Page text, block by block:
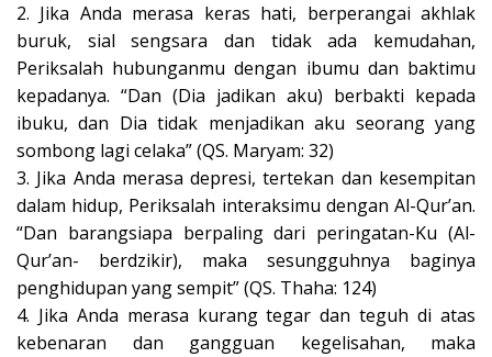
2. Jika Anda merasa keras hati, berperangai akhlak
buruk, sial sengsara dan tidak ada kemudahan,
Periksalah hubunganmu dengan ibumu dan baktimu
kepadanya. “Dan (Dia jadikan aku) berbakti kepada
ibuku, dan Dia tidak menjadikan aku seorang yang
sombong lagi celaka” (QS. Maryam: 32)
3. Jika Anda merasa depresi, tertekan dan kesempitan
dalam hidup, Periksalah interaksimu dengan Al-Qur’an.
“Dan barangsiapa berpaling dari peringatan-Ku (Al-
Qur’an- berdzikir), maka sesungguhnya baginya
penghidupan yang sempit” (QS. Thaha: 124)
4. Jika Anda merasa kurang tegar dan teguh di atas
kebenaran dan gangguan kegelisahan, maka